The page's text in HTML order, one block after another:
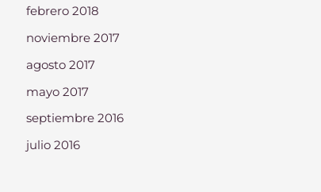
febrero 2018
noviembre 2017
agosto 2017
mayo 2017
septiembre 2016
julio 2016